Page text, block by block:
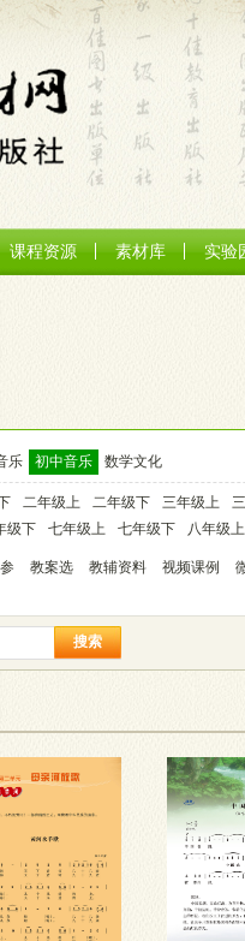
课程资源 素材库 实验
乐 初中音乐 数学文化
二年级上 二年级下 三年级上
级下 七年级上 七年级下 八年级上
教案选 教辅资料 视频课例
搜索